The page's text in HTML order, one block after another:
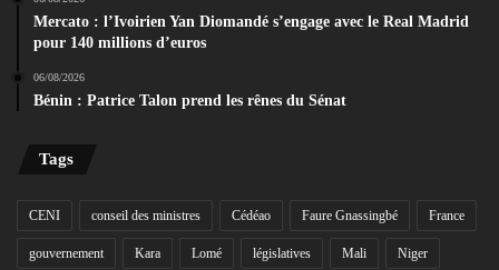
Mercato : l’Ivoirien Yan Diomandé s’engage avec le Real Madrid
pour 140 millions d’euros
06/08/2026
Bénin : Patrice Talon prend les rênes du Sénat
Tags
CENI conseil des ministres Cédéao Faure Gnassingbé France
gouvernement Kara Lomé législatives Mali Niger